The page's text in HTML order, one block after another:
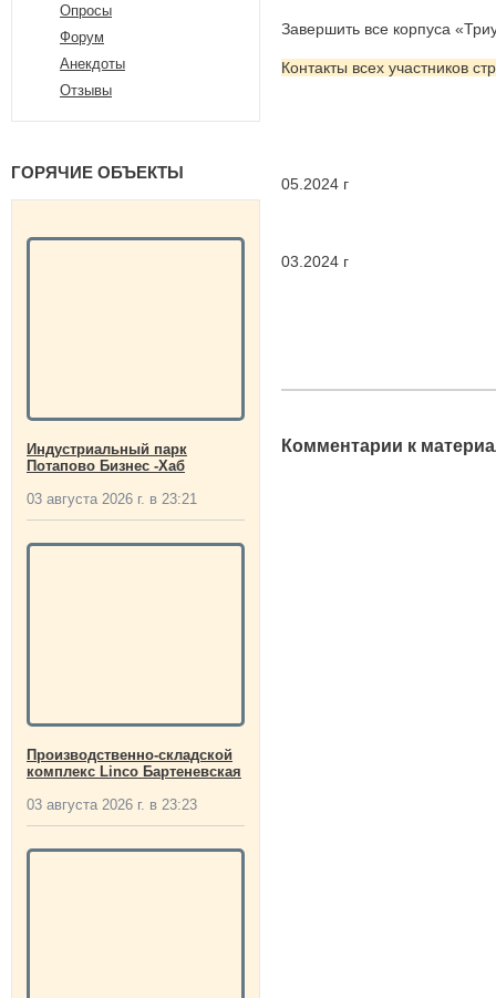
Опросы
Форум
Анекдоты
Отзывы
ГОРЯЧИЕ ОБЪЕКТЫ
Индустриальный парк
Потапово Бизнес -Хаб
03 августа 2026 г. в 23:21
Производственно-складской
комплекс Linco Бартеневская
03 августа 2026 г. в 23:23
Завершить все корпуса
Контакты всех участников
05.2024 г
03.2024 г
Комментарии к